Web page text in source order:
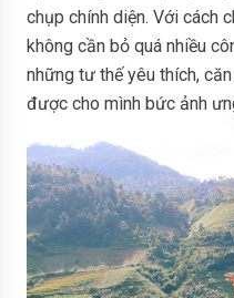
chụp chính diện. Với cách
không cần bỏ quá nhiều
những tư thế yêu thích,
được cho mình bức ảnh